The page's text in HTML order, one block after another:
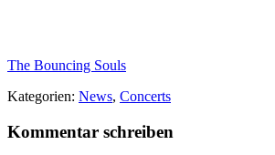
The Bouncing Souls
Kategorien: News, Concerts
Kommentar schreiben